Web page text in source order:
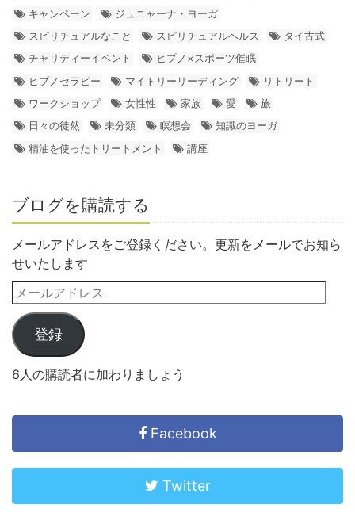
キャンペーン
ジュニャーナ・ヨーガ
スピリチュアルなこと
スピリチュアルヘルス
タイ古式
チャリティーイベント
ヒプノ×スポーツ催眠
ヒプノセラピー
マイトリーリーディング
リトリート
ワークショップ
女性性 家族 愛
旅
日々の徒然
未分類 瞑想会
知識のヨーガ
精油を使ったトリートメント
講座
ブログを購読する
メールアドレスをご登録ください。更新をメールでお知ら
せいたします
登録
6人の購読者に加わりましょう
Facebook
Twitter